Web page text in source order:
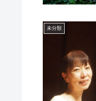
未分類